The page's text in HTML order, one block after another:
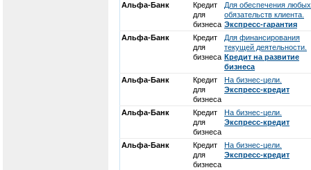
Альфа-Банк
Кредит
для
бизнеса
Для обеспечения любых
обязательств клиента.
Экспресс-гарантия
Альфа-Банк
Кредит
для
бизнеса
Для финансирования
текущей деятельности.
Кредит на развитие
бизнеса
Альфа-Банк
Кредит
для
бизнеса
На бизнес-цели.
Экспресс-кредит
Альфа-Банк
Кредит
для
бизнеса
На бизнес-цели.
Экспресс-кредит
Альфа-Банк
Кредит
для
бизнеса
На бизнес-цели.
Экспресс-кредит